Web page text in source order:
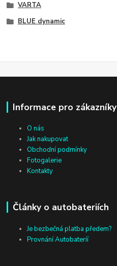
VARTA
BLUE dynamic
Informace pro zákazníky
O nás
Jak nakupovat
Obchodní podmínky
Fotogalerie
Kontakty
Články o autobateriích
Je bezbečná platba předem?
Provnání Autobateríí